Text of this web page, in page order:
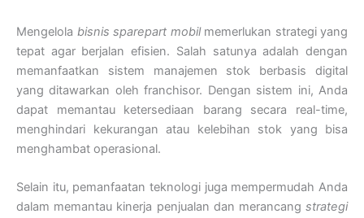
Mengelola bisnis sparepart mobilmemerlukan strategi yang
tepat agar berjalan efisien. Salah satunya adalah dengan
memanfaatkan sistem manajemen stok berbasis digital
yang ditawarkan oleh franchisor. Dengan sistem ini, Anda
dapat memantau ketersediaan barang secara real-time,
menghindari kekurangan atau kelebihan stok yang bisa
menghambat operasional.
Selain itu, pemanfaatan teknologi juga mempermudah Anda
dalam memantau kinerja penjualan dan merancang strategi